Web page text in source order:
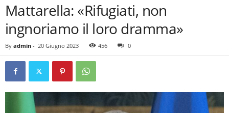
Mattarella: «Rifugiati, non
ingnoriamo il loro dramma»
By admin - 20 Giugno 2023 456 0